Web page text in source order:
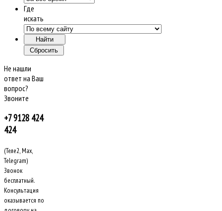
Где
искать
Не нашли
ответ на Ваш
вопрос?
Звоните
+7 9128 424
424
(Теле2, Max,
Telegram)
Звонок
бесплатный.
Консультация
оказывается по